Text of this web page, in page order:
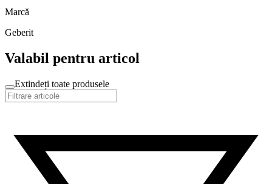
Marcă
Geberit
Valabil pentru articol
Extindeți toate produsele